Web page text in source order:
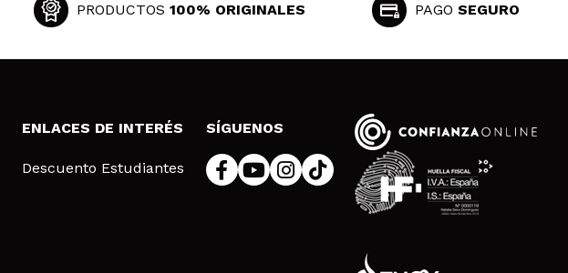
PRODUCTOS 100% ORIGINALES PAGO SEGURO
ENLACES DE INTERÉS
Descuento Estudiantes
SÍGUENOS